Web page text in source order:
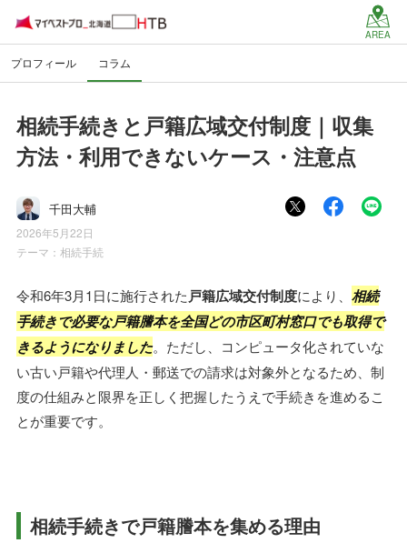
AREA
プロフィール コラム
相続手続きと戸籍広域交付制度｜収集
方法・利用できないケース・注意点
千田大輔
2026年5月22日
テーマ： 相続手続
令和6年3月1日に施行された戸籍広域交付制度により、 相続
手続きで必要な戸籍謄本を全国どの市区町村窓口でも取得で
きるようになりました。ただし、コンピュータ化されていな
い古い戸籍や代理人・郵送での請求は対象外となるため、制
度の仕組みと限界を正しく把握したうえで手続きを進めるこ
とが重要です。
相続手続きで戸籍謄本を集める理由